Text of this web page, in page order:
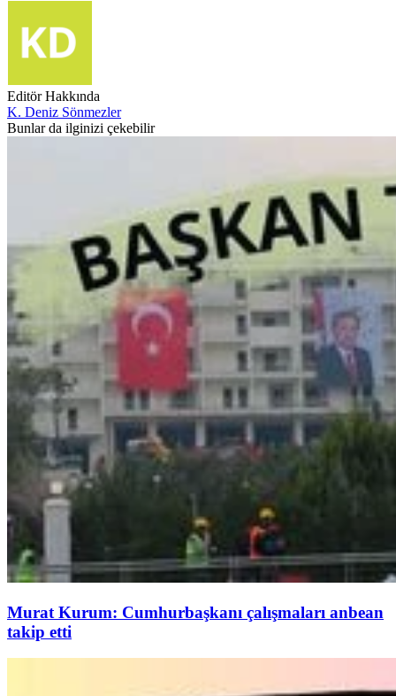
Editör Hakkında
K. Deniz Sönmezler
Bunlar da ilginizi çekebilir
Murat Kurum: Cumhurbaşkanı çalışmaları anbean
takip etti